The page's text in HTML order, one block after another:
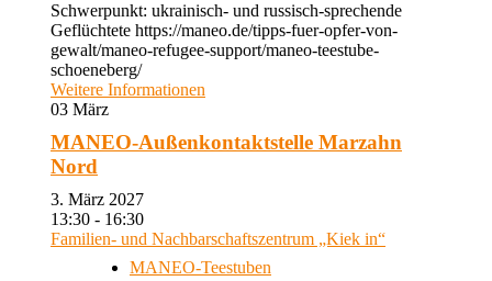
Schwerpunkt: ukrainisch- und russisch-sprechende
Geflüchtete https://maneo.de/tipps-fuer-opfer-von-
gewalt/maneo-refugee-support/maneo-teestube-
schoeneberg/
Weitere Informationen
03 März
MANEO-Außenkontaktstelle Marzahn
Nord
3. März 2027
13:30 - 16:30
Familien- und Nachbarschaftszentrum „Kiek in“
MANEO-Teestuben